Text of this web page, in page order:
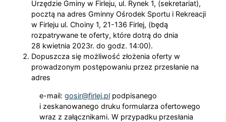
Urzędzie Gminy w Firleju, ul. Rynek 1, (sekretariat),
pocztą na adres Gminny Ośrodek Sportu i Rekreacji
w Firleju ul. Choiny 1, 21-136 Firlej, (będą
rozpatrywane te oferty, które dotrą do dnia
28 kwietnia 2023r. do godz. 14:00).
Dopuszcza się możliwość złożenia oferty w
prowadzonym postępowaniu przez przesłanie na
adres
e-mail: gosir@firlej.plpodpisanego
i zeskanowanego druku formularza ofertowego
wraz z załącznikami. W przypadku przesłania